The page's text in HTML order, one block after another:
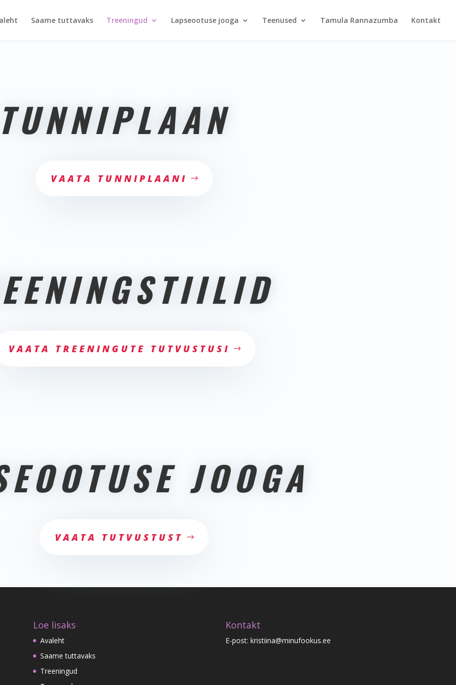
Saame tuttavaks Treeningud Lapseootuse jooga Teenused Tamula Rannazumba Kontakt
VAATA TUNNIPLAANI
VAATA TREENINGUTE TUTVUSTUSI
JOOGA
VAATA TUTVUSTUST
Loe lisaks
Avaleht
Saame tuttavaks
Treeningud
Kontakt
E-post: kristiina@minufookus.ee